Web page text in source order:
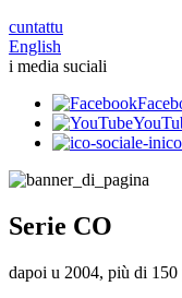
cuntattu
English
i media suciali
Serie CO
dapoi u 2004, più di